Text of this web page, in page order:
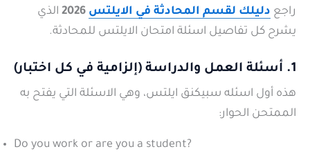
راجع دليلك لقسم المحادثة في الايلتس 2026 الذي
يشرح كل تفاصيل اسئلة امتحان الايلتس للمحادثة.
1. أسئلة العمل والدراسة (إلزامية في كل اختبار)
هذه أول اسئله سبيكنق ايلتس، وهي الاسئلة التي يفتح به
الممتحن الحوار:
Do you work or are you a student?